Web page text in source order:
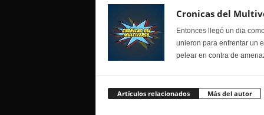
Cronicas del
Entonces llegó un dia
unieron para enfrentar un
pelear en contra de
Artículos relacionados Más del autor